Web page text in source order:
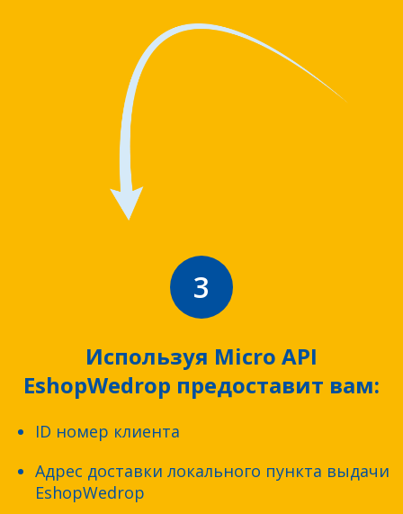
3
Используя Micro API
EshopWedrop предоставит вам:
ID номер клиента
Адрес доставки локального пункта выдачи
EshopWedrop